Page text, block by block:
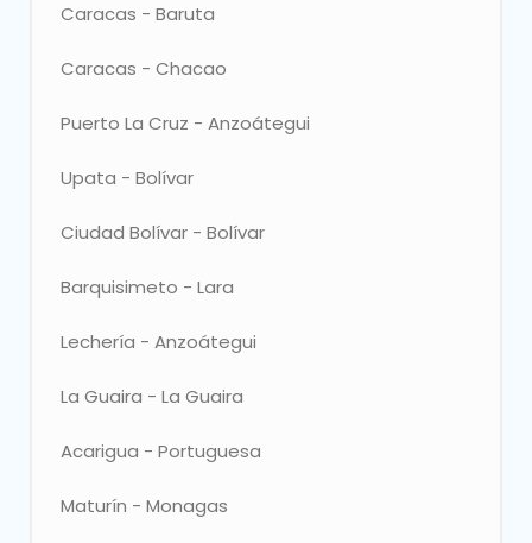
Caracas - Baruta
Caracas - Chacao
Puerto La Cruz - Anzoátegui
Upata - Bolívar
Ciudad Bolívar - Bolívar
Barquisimeto - Lara
Lechería - Anzoátegui
La Guaira - La Guaira
Acarigua - Portuguesa
Maturín - Monagas